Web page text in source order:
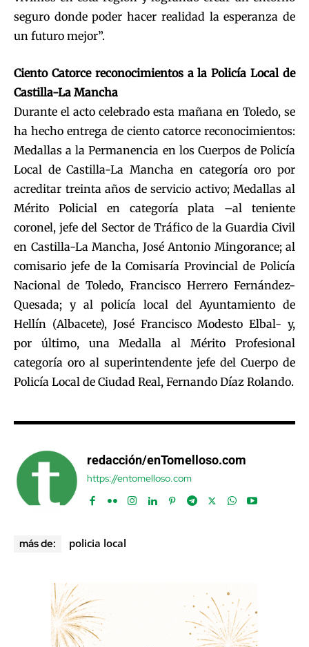
seguro donde poder hacer realidad la esperanza de
un futuro mejor”.
Ciento Catorce reconocimientos a la Policía Local de
Castilla-La Mancha
Durante el acto celebrado esta mañana en Toledo, se
ha hecho entrega de ciento catorce reconocimientos:
Medallas a la Permanencia en los Cuerpos de Policía
Local de Castilla-La Mancha en categoría oro por
acreditar treinta años de servicio activo; Medallas al
Mérito Policial en categoría plata –al teniente
coronel, jefe del Sector de Tráfico de la Guardia Civil
en Castilla-La Mancha, José Antonio Mingorance; al
comisario jefe de la Comisaría Provincial de Policía
Nacional de Toledo, Francisco Herrero Fernández-
Quesada; y al policía local del Ayuntamiento de
Hellín (Albacete), José Francisco Modesto Elbal- y,
por último, una Medalla al Mérito Profesional
categoría oro al superintendente jefe del Cuerpo de
Policía Local de Ciudad Real, Fernando Díaz Rolando.
redacción/enTomelloso.com
https://entomelloso.com
más de: policia local